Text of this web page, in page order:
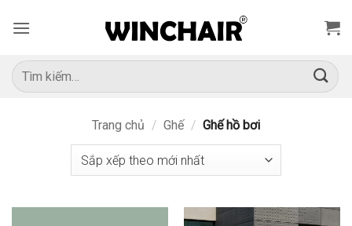
qua
dung
Tìm
kiếm:
Trang chủ / Ghế / Ghế hồ bơi